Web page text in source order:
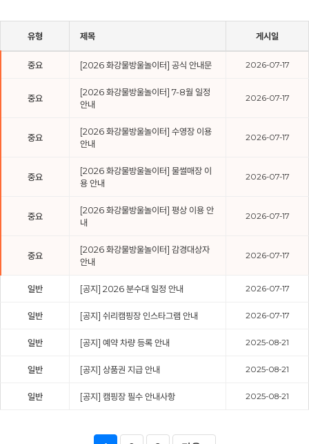
유형 제목 게시일
중요 [2026 화강물방울놀이터] 공식 안내문 2026-07-17
중요
[2026 화강물방울놀이터] 7-8월 일정
안내
2026-07-17
중요
[2026 화강물방울놀이터] 수영장 이용
안내
2026-07-17
중요
[2026 화강물방울놀이터] 물썰매장 이
용 안내
2026-07-17
중요
[2026 화강물방울놀이터] 평상 이용 안
내
2026-07-17
중요
[2026 화강물방울놀이터] 감경대상자
안내
2026-07-17
일반 [공지] 2026 분수대 일정 안내 2026-07-17
일반 [공지] 쉬리캠핑장 인스타그램 안내 2026-07-17
일반 [공지] 예약 차량 등록 안내 2025-08-21
일반 [공지] 상품권 지급 안내 2025-08-21
일반 [공지] 캠핑장 필수 안내사항 2025-08-21